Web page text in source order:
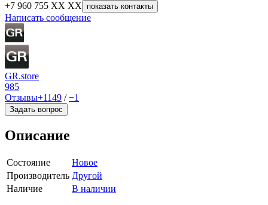
+7 960 755 XX XX показать контакты
Написать сообщение
GR.store
985
Отзывы+1149 /−1
Задать вопрос
Описание
Состояние
Новое
Производитель Другой
Наличие
В наличии